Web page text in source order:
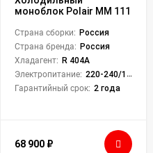
моноблок Polair MM 111
Страна сборки: Россия
Страна бренда: Россия
Хладагент: R 404A
Электропитание: 220-240/1/50
Гарантийный срок: 2 года
68 900 ₽